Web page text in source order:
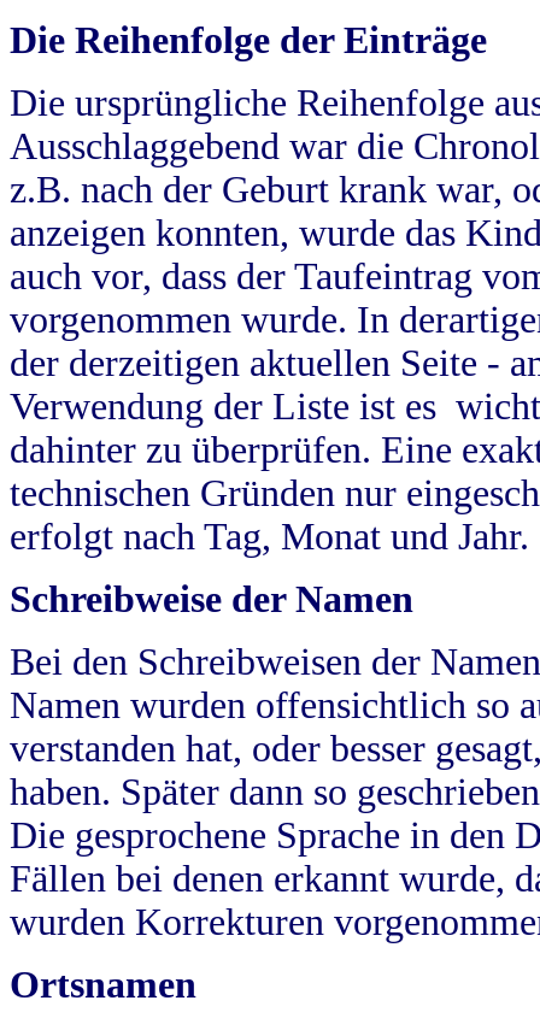
Die Reihenfolge der Einträge
Die ursprüngliche Reihenfolge
Ausschlaggebend war die
z.B. nach der Geburt krank war,
anzeigen konnten, wurde das
auch vor, dass der Taufeintrag
vorgenommen wurde. In
der derzeitigen aktuellen Seite -
Verwendung der Liste ist es
dahinter zu überprüfen. Eine
technischen Gründen nur
erfolgt nach Tag, Monat und Jahr.
Schreibweise der Namen
Bei den Schreibweisen der
Namen wurden offensichtlich so
verstanden hat, oder besser
haben. Später dann so
Die gesprochene Sprache in
Fällen bei denen erkannt wurde,
wurden Korrekturen
Ortsnamen